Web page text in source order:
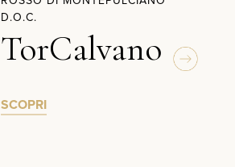
D.O.C.
TorCalvano
SCOPRI